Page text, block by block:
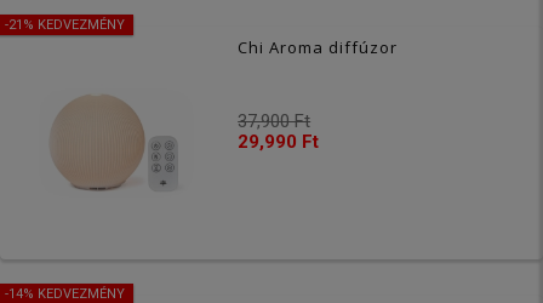
-21% KEDVEZMÉNY
Chi Aroma diffúzor
37,900 Ft
29,990 Ft
-14% KEDVEZMÉNY